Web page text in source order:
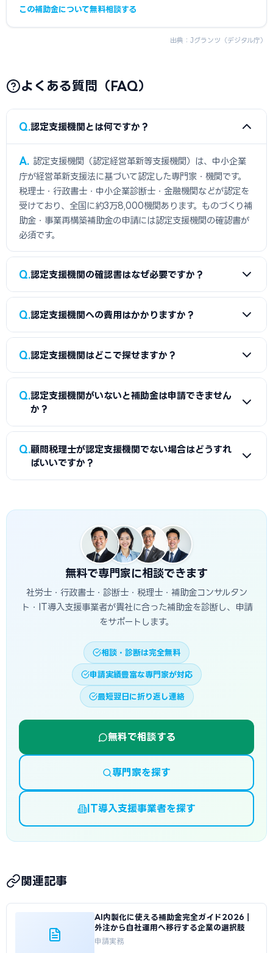
この補助金について無料相談する
出典： Jグランツ（デジタル庁）
よくある質問（FAQ）
Q 認定支援機関とは何ですか？
A
認定支援機関（認定経営革新等支援機関）は、中小企業
庁が経営革新支援法に基づいて認定した専門家・機関です。
税理士・行政書士・中小企業診断士・金融機関などが認定を
受けており、全国に約3万8,000機関あります。ものづくり補
助金・事業再構築補助金の申請には認定支援機関の確認書が
必須です。
Q 認定支援機関の確認書はなぜ必要ですか？
A
ものづくり補助金・事業再構築補助金の申請では、認定支
して確認書の添付が必須要件となっています。確認書がないと
申請が受理されません。確認書の取得には通常1〜3週間かか
Q 認定支援機関への費用はかかりますか？
A
認定支援機関への費用は機関によって異なります。顧問税
が多いです。行政書士・中小企業診断士は確認書発行のみで
3〜10万円、事業計画書の作成支援込みで15〜50万円が相場
です。
Q 認定支援機関はどこで探せますか？
A
中小企業庁の「ミラサポplus」に認定支援機関検索機能が
あり、業種・地域・得意分野から検索できます。まず顧問税
最も手軽です。当サイトの専門家検索でも対応している認定支
援機関を探せます。
Q 認定支援機関がいないと補助金は申請できません
か？
A
IT導入補助金・持続化補助金・省力化投資補助金など、
認定支援機関の確認書が必須でない補助金もあります。ただ
Q 顧問税理士が認定支援機関でない場合はどうすれ
ばいいですか？
認定支援機関を探す必要があります。ミラサポplusの検索、
商工会議所への相談、取引銀行への相談などの方法がありま
す。当サイトの専門家検索でも認定支援機関に対応した専門
家を探すことができます。
無料で専門家に相談できます
社労士・行政書士・診断士・税理士・補助金コンサルタン
ト・IT導入支援事業者が貴社に合った補助金を診断し、申請
をサポートします。
相談・診断は完全無料
申請実績豊富な専門家が対応
最短翌日に折り返し連絡
無料で相談する
専門家を探す
IT導入支援事業者を探す
関連記事
AI内製化に使える補助金完全ガイド2026｜
外注から自社運用へ移行する企業の選択肢
申請実務